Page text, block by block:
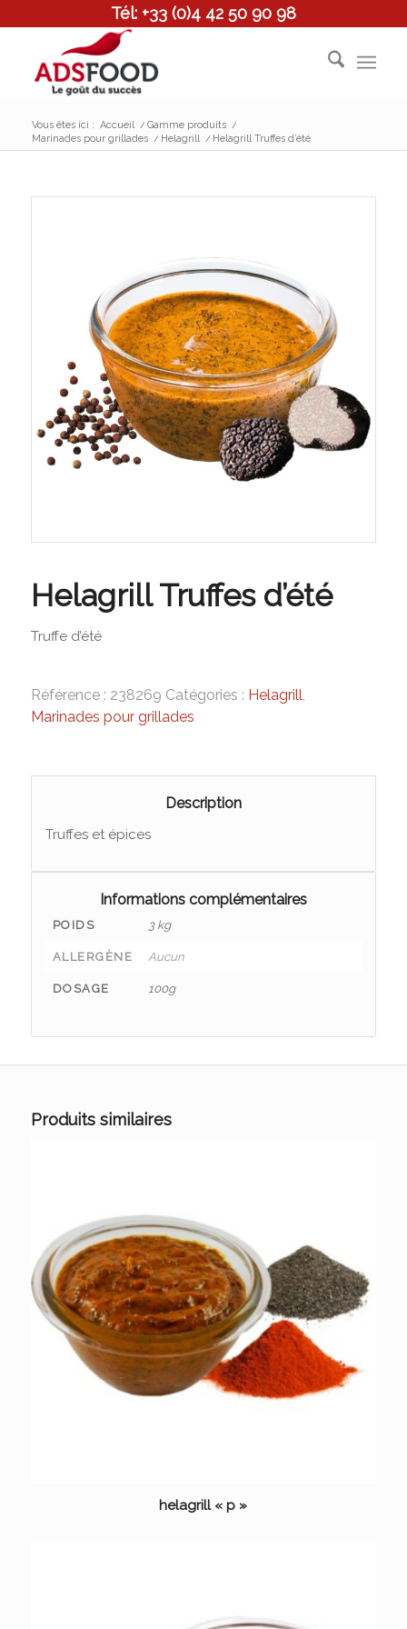
Tél: +33 (0)4 42 50 90 98
Vous êtes ici : Accueil / Gamme produits /
Marinades pour grillades / Helagrill / Helagrill Truffes d’été
Helagrill Truffes d’été
Truffe d’été
Référence : 238269 Catégories : Helagrill
Marinades pour grillades
Description
Truffes et épices
Informations complémentaires
POIDS 3 kg
ALLERGÈNE Aucun
DOSAGE 100g
Produits similaires
helagrill « p »